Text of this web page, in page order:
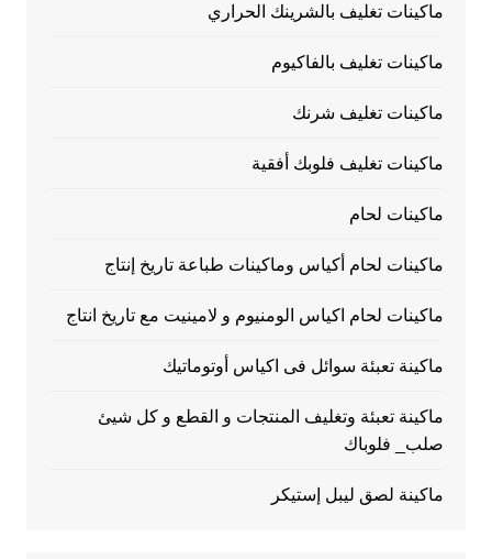
ماكينات تغليف بالشرينك الحراري
ماكينات تغليف بالفاكيوم
ماكينات تغليف شرنك
ماكينات تغليف فلوبك أفقية
ماكينات لحام
ماكينات لحام أكياس وماكينات طباعة تاريخ إنتاج
ماكينات لحام اكياس الومنيوم و لامينيت مع تاريخ انتاج
ماكينة تعبئة سوائل فى اكياس أوتوماتيك
ماكينة تعبئة وتغليف المنتجات و القطع و كل شيئ
صلب_ فلوباك
ماكينة لصق ليبل إستيكر